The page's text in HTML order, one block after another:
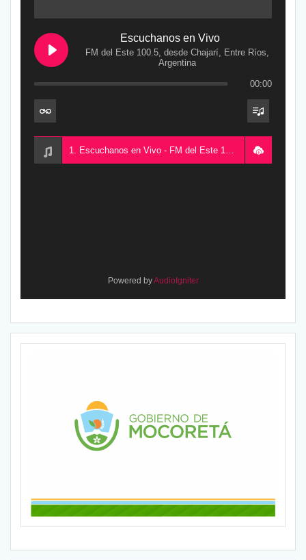
Escuchanos en Vivo
FM del Este 100.5, desde Chajarí, Entre Ríos,
Argentina
00:00
1. Escuchanos en Vivo - FM del Este 100.5, desde Chajarí, Entre Ríos, Argentina
Powered byAudioIgniter